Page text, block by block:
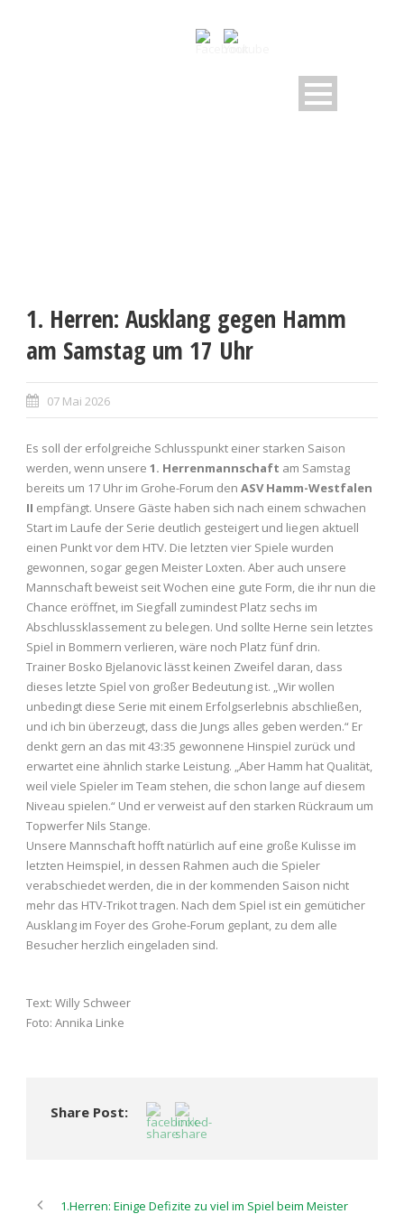
1. Herren: Ausklang gegen Hamm
am Samstag um 17 Uhr
07 Mai 2026
Es soll der erfolgreiche Schlusspunkt einer starken Saison
werden, wenn unsere 1. Herrenmannschaft am Samstag
bereits um 17 Uhr im Grohe-Forum den ASV Hamm-Westfalen
II empfängt. Unsere Gäste haben sich nach einem schwachen
Start im Laufe der Serie deutlich gesteigert und liegen aktuell
einen Punkt vor dem HTV. Die letzten vier Spiele wurden
gewonnen, sogar gegen Meister Loxten. Aber auch unsere
Mannschaft beweist seit Wochen eine gute Form, die ihr nun die
Chance eröffnet, im Siegfall zumindest Platz sechs im
Abschlussklassement zu belegen. Und sollte Herne sein letztes
Spiel in Bommern verlieren, wäre noch Platz fünf drin.
Trainer Bosko Bjelanovic lässt keinen Zweifel daran, dass
dieses letzte Spiel von großer Bedeutung ist. „Wir wollen
unbedingt diese Serie mit einem Erfolgserlebnis abschließen,
und ich bin überzeugt, dass die Jungs alles geben werden.“ Er
denkt gern an das mit 43:35 gewonnene Hinspiel zurück und
erwartet eine ähnlich starke Leistung. „Aber Hamm hat Qualität,
weil viele Spieler im Team stehen, die schon lange auf diesem
Niveau spielen.“ Und er verweist auf den starken Rückraum um
Topwerfer Nils Stange.
Unsere Mannschaft hofft natürlich auf eine große Kulisse im
letzten Heimspiel, in dessen Rahmen auch die Spieler
verabschiedet werden, die in der kommenden Saison nicht
mehr das HTV-Trikot tragen. Nach dem Spiel ist ein gemüticher
Ausklang im Foyer des Grohe-Forum geplant, zu dem alle
Besucher herzlich eingeladen sind.
Text: Willy Schweer
Foto: Annika Linke
Share Post:
1.Herren: Einige Defizite zu viel im Spiel beim Meister